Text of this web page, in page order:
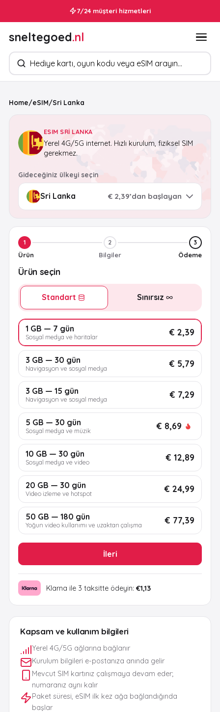
7/24 müşteri hizmetleri
sneltegoed.nl
Ürün arayın
Home/eSIM/Sri Lanka
ESIM SRI LANKA
Yerel 4G/5G internet. Hızlı kurulum, fiziksel SIM
gerekmez.
Gideceğiniz ülkeyi seçin
€ 2,39’dan başlayan
Kapsam ve kullanım bilgileri
Yerel 4G/5G ağlarına bağlanır
Kurulum bilgileri e-postanıza anında gelir
Mevcut SIM kartınız çalışmaya devam eder;
numaranız aynı kalır
Paket süresi, eSIM ilk kez ağa bağlandığında
başlar
1
Ürün
2
Bilgiler
3
Ödeme
Ürün seçin
Standart Sınırsız
1 GB — 7 gün
Sosyal medya ve haritalar € 2,39
3 GB — 30 gün
Navigasyon ve sosyal medya € 5,79
3 GB — 15 gün
Navigasyon ve sosyal medya € 7,29
5 GB — 30 gün
Sosyal medya ve müzik € 8,69
10 GB — 30 gün
Sosyal medya ve video € 12,89
20 GB — 30 gün
Video izleme ve hotspot € 24,99
50 GB — 180 gün
Yoğun video kullanımı ve uzaktan çalışma € 77,39
İleri
Klarna ile 3 taksitte ödeyin: €1,13